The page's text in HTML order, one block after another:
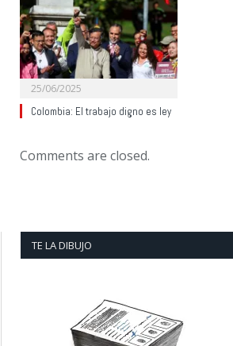
25/06/2025
Colombia: El trabajo digno es ley
Comments are closed.
TE LA DIBUJO